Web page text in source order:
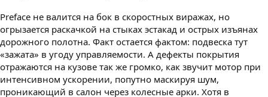
Preface не валится на бок в скоростных виражах, но
огрызается раскачкой на стыках эстакад и острых изъянах
дорожного полотна. Факт остается фактом: подвеска тут
«зажата» в угоду управляемости. А дефекты покрытия
отражаются на кузове так же громко, как звучит мотор при
интенсивном ускорении, попутно маскируя шум,
проникающий в салон через колесные арки. Хотя в